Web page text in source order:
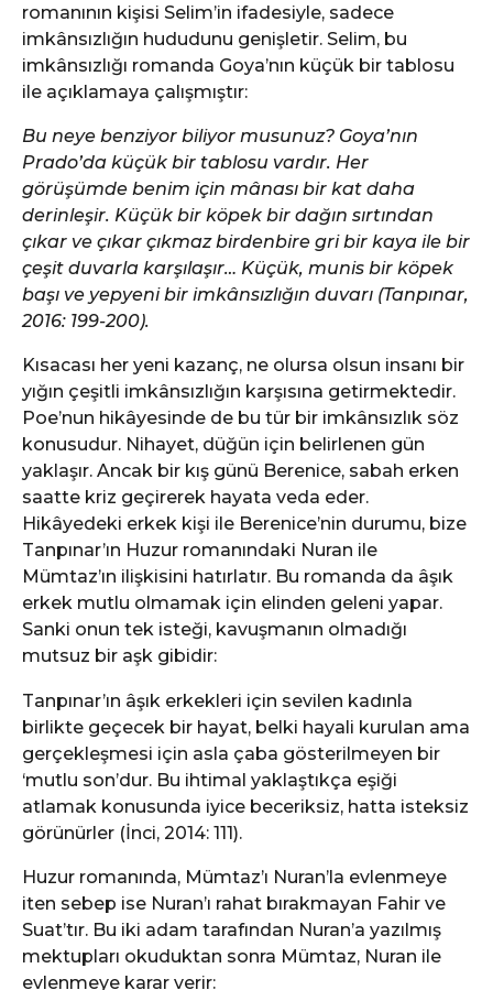
romanının kişisi Selim’in ifadesiyle, sadece
imkânsızlığın hududunu genişletir. Selim, bu
imkânsızlığı romanda Goya’nın küçük bir tablosu
ile açıklamaya çalışmıştır:
Bu neye benziyor biliyor musunuz? Goya’nın
Prado’da küçük bir tablosu vardır. Her
görüşümde benim için mânası bir kat daha
derinleşir. Küçük bir köpek bir dağın sırtından
çıkar ve çıkar çıkmaz birdenbire gri bir kaya ile bir
çeşit duvarla karşılaşır… Küçük, munis bir köpek
başı ve yepyeni bir imkânsızlığın duvarı (Tanpınar,
2016: 199-200).
Kısacası her yeni kazanç, ne olursa olsun insanı bir
yığın çeşitli imkânsızlığın karşısına getirmektedir.
Poe’nun hikâyesinde de bu tür bir imkânsızlık söz
konusudur. Nihayet, düğün için belirlenen gün
yaklaşır. Ancak bir kış günü Berenice, sabah erken
saatte kriz geçirerek hayata veda eder.
Hikâyedeki erkek kişi ile Berenice’nin durumu, bize
Tanpınar’ın Huzur romanındaki Nuran ile
Mümtaz’ın ilişkisini hatırlatır. Bu romanda da âşık
erkek mutlu olmamak için elinden geleni yapar.
Sanki onun tek isteği, kavuşmanın olmadığı
mutsuz bir aşk gibidir:
Tanpınar’ın âşık erkekleri için sevilen kadınla
birlikte geçecek bir hayat, belki hayali kurulan ama
gerçekleşmesi için asla çaba gösterilmeyen bir
‘mutlu son’dur. Bu ihtimal yaklaştıkça eşiği
atlamak konusunda iyice beceriksiz, hatta isteksiz
görünürler (İnci, 2014: 111).
Huzur romanında, Mümtaz’ı Nuran’la evlenmeye
iten sebep ise Nuran’ı rahat bırakmayan Fahir ve
Suat’tır. Bu iki adam tarafından Nuran’a yazılmış
mektupları okuduktan sonra Mümtaz, Nuran ile
evlenmeye karar verir: